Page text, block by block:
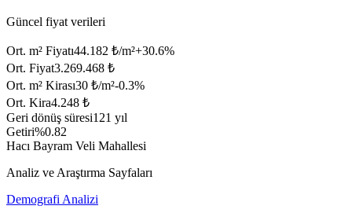
Güncel fiyat verileri
Ort. m² Fiyatı44.182 ₺/m²+30.6%
Ort. Fiyat3.269.468 ₺
Ort. m² Kirası30 ₺/m²-0.3%
Ort. Kira4.248 ₺
Geri dönüş süresi121 yıl
Getiri%0.82
Hacı Bayram Veli Mahallesi
Analiz ve Araştırma Sayfaları
Demografi Analizi